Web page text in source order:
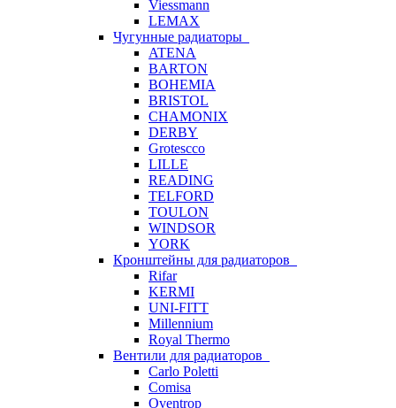
Viessmann
LEMAX
Чугунные радиаторы
ATENA
BARTON
BOHEMIA
BRISTOL
CHAMONIX
DERBY
Grotescco
LILLE
READING
TELFORD
TOULON
WINDSOR
YORK
Кронштейны для радиаторов
Rifar
KERMI
UNI-FITT
Millennium
Royal Thermo
Вентили для радиаторов
Carlo Poletti
Comisa
Oventrop